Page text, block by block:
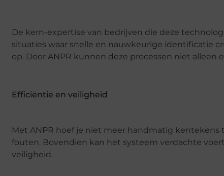
De kern-expertise van bedrijven die deze
situaties waar snelle en nauwkeurige identificatie
op. Door ANPR kunnen deze processen niet alleen
Efficiëntie en veiligheid
Met ANPR hoef je niet meer handmatig
fouten. Bovendien kan het systeem verdachte
veiligheid.